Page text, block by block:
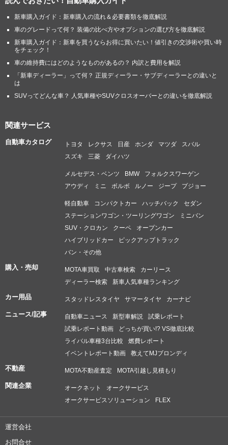
新車購入ガイド：新車購入の流れ＆必要書類を徹底解説
車のグレードって何？ 装備の比べ方やオプションの選び方を徹底解説
新車購入ガイド：新車を買うならお得に買いたい！値引きの交渉術や買い時
をチェック！
車の維持費にはどのようなものがあるの？ 内訳と費用を解説
「新車ディーラー」って何？ 正規ディーラー・サブディーラーとの違いと
は
SUVってどんな車？ 人気車種やSUVクロスオーバーとの違いを徹底解説
関連サービス
自動車カタログ トヨタ レクサス 日産 ホンダ マツダ
スバル
スズキ
三菱 ダイハツ
メルセデス・ベンツ BMW
フォルクスワーゲン
アウディ
ミニ ボルボ ルノー ジープ プジョー
軽自動車 コンパクトカー ハッチバック
セダン
ステーションワゴン・ツーリングワゴン
ミニバン
SUV・クロカン
クーペ
オープンカー
ハイブリッドカー
ピックアップトラック
バン・その他
購入・売却 MOTA車買取 中古車検索
カーリース
ディーラー検索
新車人気車種ランキング
カー用品 スタッドレスタイヤ サマータイヤ カーナビ
ニュース/記事 自動車ニュース 新型車解説
試乗レポート
試乗レポート動画
どっちが買い!? VS徹底比較
ライバル車種3台比較
燃費レポート
イベントレポート動画
教えてMJブロンディ
不動産 MOTA不動産査定 MOTA引越し見積もり
関連企業 オークネット
オークサービス
オークサービスソリューション
FLEX
運営会社
お問合せ